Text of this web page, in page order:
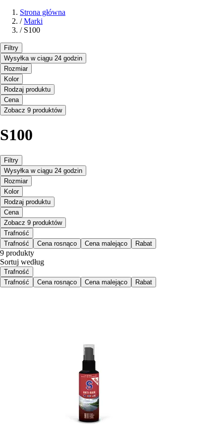
Strona główna
/ Marki
/ S100
Filtry
Wysyłka w ciągu 24 godzin
Rozmiar
Kolor
Rodzaj produktu
Cena
Zobacz 9 produktów
S100
Filtry
Wysyłka w ciągu 24 godzin
Rozmiar
Kolor
Rodzaj produktu
Cena
Zobacz 9 produktów
Trafność
Trafność
Cena rosnąco Cena malejąco Rabat
9 produkty
Sortuj według
Trafność
Trafność
Cena rosnąco Cena malejąco Rabat